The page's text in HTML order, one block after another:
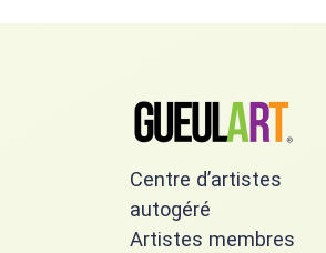
Centre d’artistes
autogéré
Artistes membres